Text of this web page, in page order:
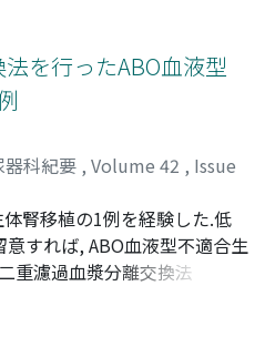
性高血圧と診断し, 右腎につ
い為, 1995年11月, 両側固有
的に摘除した.右腎嚢胞壁の
胞癌, 透明細胞亜型, grade
は荒廃腎であった
を行ったABO血液型
器科紀要 , Volume 42 , Issue
晃;牛山, 知己;鈴木, 和雄;藤
;OHIRA, Tomoaki;ISHIKAWA,
;SUZUKI, Kazuo;FUJITA,
腎移植の1例を経験した.低
すれば, ABO血液型不適合生
重濾過血漿分離交換法
去は有用であると思われた